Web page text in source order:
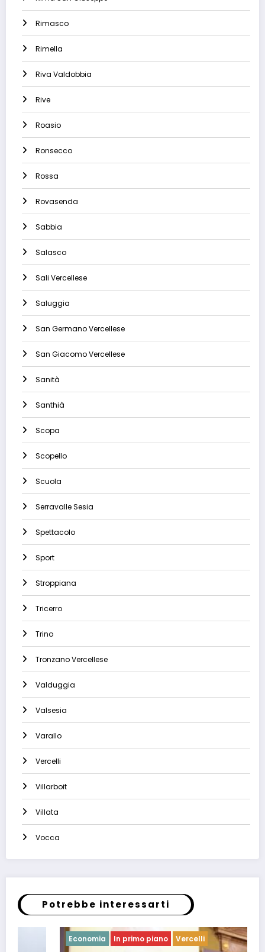
Rimasco
Rimella
Riva Valdobbia
Rive
Roasio
Ronsecco
Rossa
Rovasenda
Sabbia
Salasco
Sali Vercellese
Saluggia
San Germano Vercellese
San Giacomo Vercellese
Sanità
Santhià
Scopa
Scopello
Scuola
Serravalle Sesia
Spettacolo
Sport
Stroppiana
Tricerro
Trino
Tronzano Vercellese
Valduggia
Valsesia
Varallo
Vercelli
Villarboit
Villata
Vocca
Potrebbe interessarti
In primo piano Vercelli